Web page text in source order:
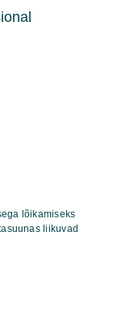
lõikamiseks
liikuvad